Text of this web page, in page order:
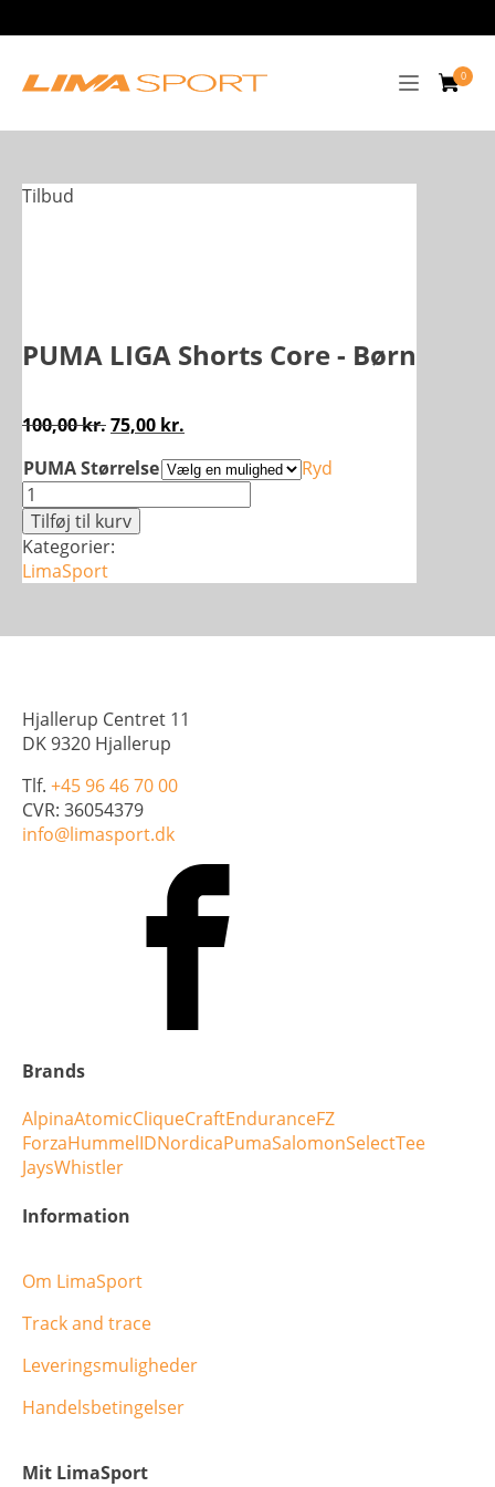
Tilbud
PUMA LIGA Shorts Core - Børn
100,00kr.Den
pris
100,00 kr..
75,00 kr.
pris
PUMA Størrelse
Ryd
PUMA
LIGA
Shorts
Core
-
antal
Tilføj til kurv
Kategorier:
LimaSport
Hjallerup Centret 11
DK 9320 Hjallerup
Tlf. +45 96 46 70 00
CVR: 36054379
info@limasport.dk
Brands
AlpinaAtomicCliqueCraftEnduranceFZ
ForzaHummelIDNordicaPumaSalomonSelectTee
JaysWhistler
Information
Om LimaSport
Track and trace
Leveringsmuligheder
Handelsbetingelser
Mit LimaSport